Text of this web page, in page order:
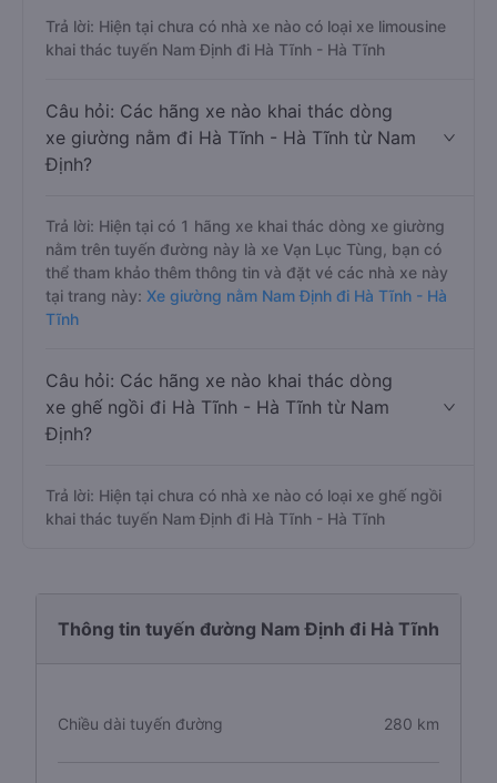
Trả lời: Hiện tại chưa có nhà xe nào có loại xe limousine
khai thác tuyến Nam Định đi Hà Tĩnh - Hà Tĩnh
Câu hỏi: Các hãng xe nào khai thác dòng
xe giường nằm đi Hà Tĩnh - Hà Tĩnh từ Nam
Định?
Trả lời: Hiện tại có 1 hãng xe khai thác dòng xe giường
nằm trên tuyến đường này là xe Vạn Lục Tùng, bạn có
thể tham khảo thêm thông tin và đặt vé các nhà xe này
tại trang này: Xe giường nằm Nam Định đi Hà Tĩnh - Hà
Tĩnh
Câu hỏi: Các hãng xe nào khai thác dòng
xe ghế ngồi đi Hà Tĩnh - Hà Tĩnh từ Nam
Định?
Trả lời: Hiện tại chưa có nhà xe nào có loại xe ghế ngồi
khai thác tuyến Nam Định đi Hà Tĩnh - Hà Tĩnh
Thông tin tuyến đường Nam Định đi Hà Tĩnh
Chiều dài tuyến đường 280 km